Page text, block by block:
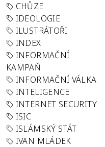
CHŮZE
IDEOLOGIE
ILUSTRÁTOŘI
INDEX
INFORMAČNÍ
KAMPAŇ
INFORMAČNÍ VÁLKA
INTELIGENCE
INTERNET SECURITY
ISIC
ISLÁMSKÝ STÁT
IVAN MLÁDEK